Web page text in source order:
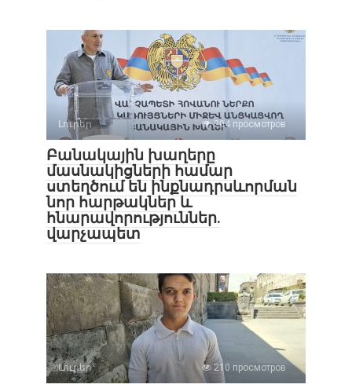
Լուրեր 204 просмотров
Բանակային խաղերը
մասնակիցների համար
ստեղծում են ինքնադրսևորման
նոր հարթակներ և
հնարավորություններ.
վարչապետ
Լուրեր 210 просмотров